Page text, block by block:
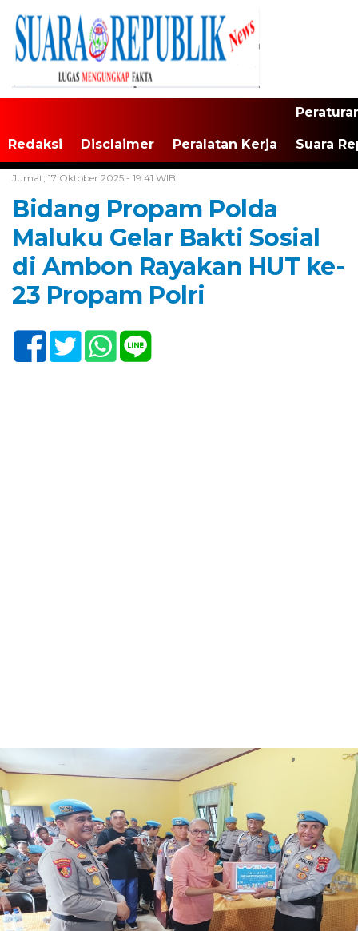
Redaksi Disclaimer Peralatan Kerja Suara
Jumat, 17 Oktober 2025 - 19:41 WIB
Bidang Propam Polda
Maluku Gelar Bakti Sosial
di Ambon Rayakan HUT ke-
23 Propam Polri